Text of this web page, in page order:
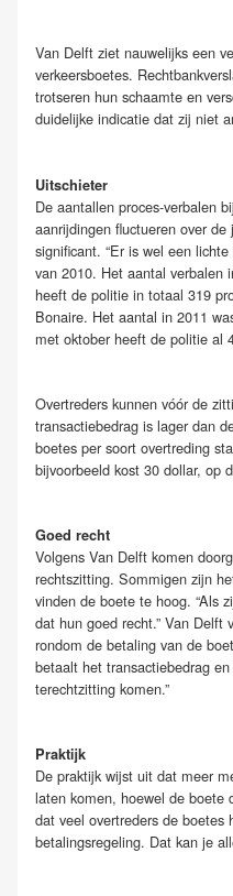
Van Delft ziet nauwelijks een
verkeersboetes.
trotseren hun schaamte en
duidelijke indicatie dat zij niet
Uitschieter
De aantallen proces-verbalen
aanrijdingen fluctueren over
significant. “Er is wel een
van 2010. Het aantal verbalen
heeft de politie in totaal 319
Bonaire. Het aantal in 2011
met oktober heeft de politie al
Overtreders kunnen vóór de
transactiebedrag is lager dan
boetes per soort overtreding
bijvoorbeeld kost 30 dollar, op
Goed recht
Volgens Van Delft komen
rechtszitting. Sommigen zijn
vinden de boete te hoog. “Als
dat hun goed recht.” Van Delft
rondom de betaling van de
betaalt het transactiebedrag
terechtzitting komen.”
Praktijk
De praktijk wijst uit dat meer
laten komen, hoewel de boete
dat veel overtreders de boetes
betalingsregeling. Dat kan je